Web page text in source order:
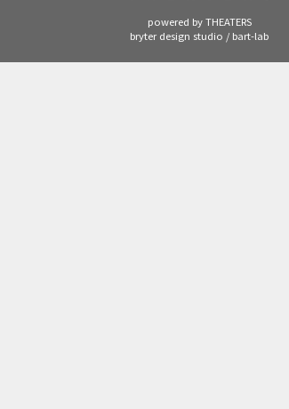
powered by THEATERS
bryter design studio / bart-lab